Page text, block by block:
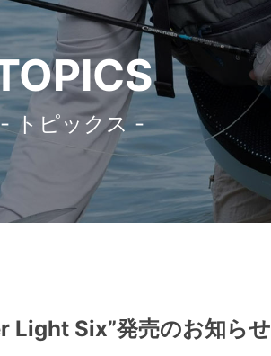
- トピックス -
Light Six”発売のお知らせ